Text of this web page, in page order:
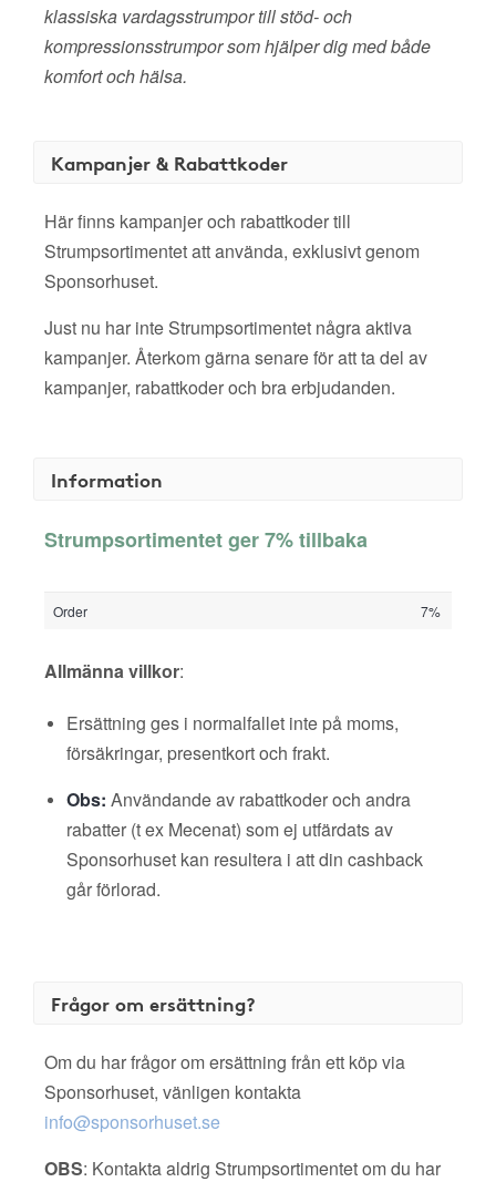
klassiska vardagsstrumpor till stöd- och
kompressionsstrumpor som hjälper dig med både
komfort och hälsa.
Kampanjer & Rabattkoder
Här finns kampanjer och rabattkoder till
Strumpsortimentet att använda, exklusivt genom
Sponsorhuset.
Just nu har inte Strumpsortimentet några aktiva
kampanjer. Återkom gärna senare för att ta del av
kampanjer, rabattkoder och bra erbjudanden.
Information
Strumpsortimentet ger 7% tillbaka
Order 7%
Allmänna villkor:
Ersättning ges i normalfallet inte på moms,
försäkringar, presentkort och frakt.
Obs: Användande av rabattkoder och andra
rabatter (t ex Mecenat) som ej utfärdats av
Sponsorhuset kan resultera i att din cashback
går förlorad.
Frågor om ersättning?
Om du har frågor om ersättning från ett köp via
Sponsorhuset, vänligen kontakta
info@sponsorhuset.se
OBS: Kontakta aldrig Strumpsortimentet om du har